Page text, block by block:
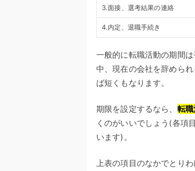
3.面接、選考結果の連絡
4.内定、退職手続き
一般的に転職活動の期間
中、現在の会社を辞めら
ば短くもなります。
期限を設定するなら、 転
くのがいいでしょう(各項
います)。
上表の項目のなかでとり